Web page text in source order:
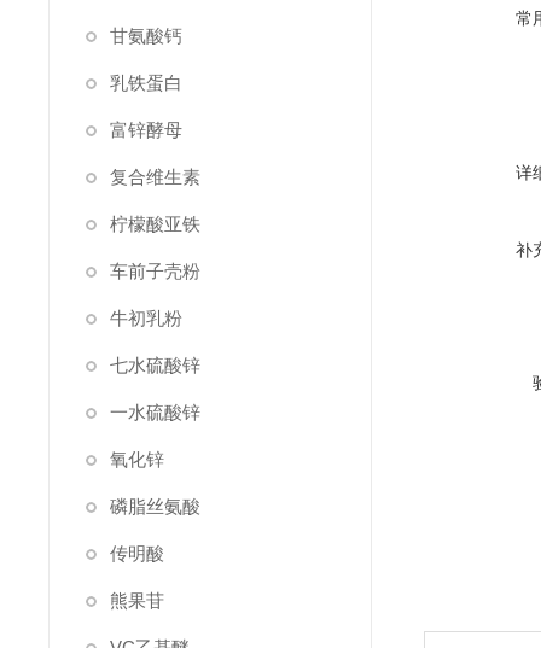
甘氨酸钙
乳铁蛋白
富锌酵母
复合维生素
柠檬酸亚铁
车前子壳粉
牛初乳粉
七水硫酸锌
一水硫酸锌
氧化锌
磷脂丝氨酸
传明酸
熊果苷
常
详
补